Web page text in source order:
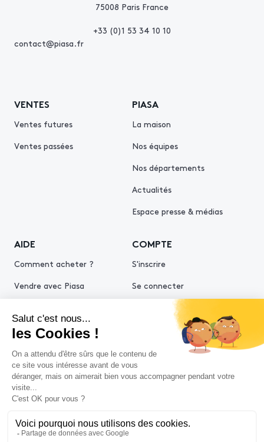
75008 Paris France
+33 (0)1 53 34 10 10
contact@piasa.fr
VENTES
Ventes futures
Ventes passées
PIASA
La maison
Nos équipes
Nos départements
Actualités
Espace presse & médias
AIDE
Comment acheter ?
Vendre avec Piasa
COMPTE
S'inscrire
Se connecter
Politiques de confidentialitéPolitique cookies
Conditions générales d'utilisation